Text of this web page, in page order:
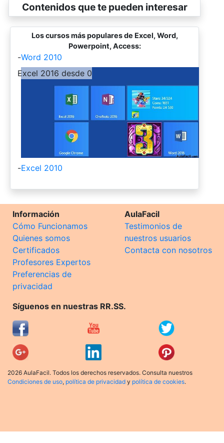
Contenidos que te pueden interesar
Los cursos más populares de Excel, Word,
Powerpoint, Access:
-Word 2010
-
Excel 2016 desde 0
-Excel 2010
Información
Cómo Funcionamos
Quienes somos
Certificados
Profesores Expertos
Preferencias de
privacidad
AulaFacil
Testimonios de
nuestros usuarios
Contacta con nosotros
Síguenos en nuestras RR.SS.
2026 AulaFacil. Todos los derechos reservados. Consulta nuestros
Condiciones de uso, política de privacidad y política de cookies.